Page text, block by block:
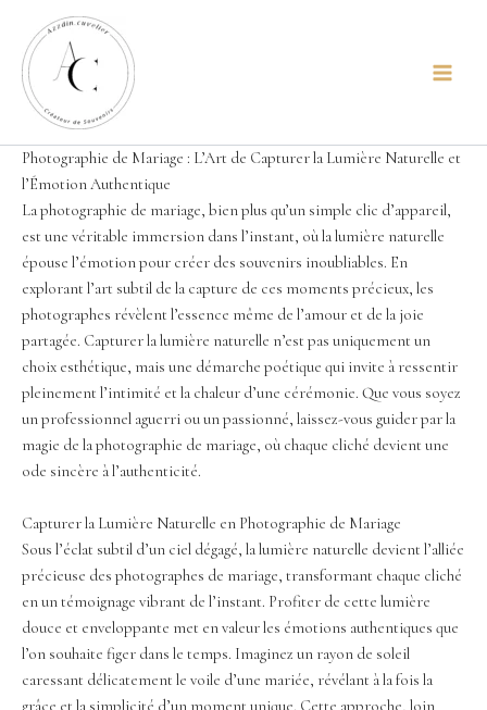
principal
contenu
Photographie de Mariage : L’Art de Capturer la Lumière Naturelle et
l’Émotion Authentique
La photographie de mariage, bien plus qu’un simple clic d’appareil,
est une véritable immersion dans l’instant, où la lumière naturelle
épouse l’émotion pour créer des souvenirs inoubliables. En
explorant l’art subtil de la capture de ces moments précieux, les
photographes révèlent l’essence même de l’amour et de la joie
partagée. Capturer la lumière naturelle n’est pas uniquement un
choix esthétique, mais une démarche poétique qui invite à ressentir
pleinement l’intimité et la chaleur d’une cérémonie. Que vous soyez
un professionnel aguerri ou un passionné, laissez-vous guider par la
magie de la photographie de mariage, où chaque cliché devient une
ode sincère à l’authenticité.
Capturer la Lumière Naturelle en Photographie de Mariage
Sous l’éclat subtil d’un ciel dégagé, la lumière naturelle devient l’alliée
précieuse des photographes de mariage, transformant chaque cliché
en un témoignage vibrant de l’instant. Profiter de cette lumière
douce et enveloppante met en valeur les émotions authentiques que
l’on souhaite figer dans le temps. Imaginez un rayon de soleil
caressant délicatement le voile d’une mariée, révélant à la fois la
grâce et la simplicité d’un moment unique. Cette approche, loin